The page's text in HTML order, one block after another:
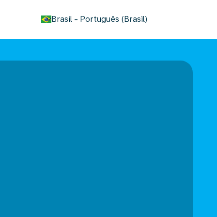
Brasil - Português (Brasil)
keyboard_arrow_down